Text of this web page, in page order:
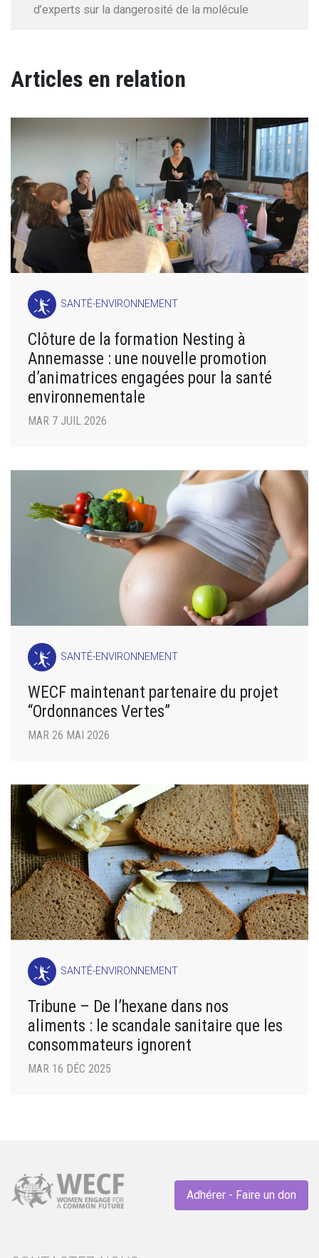
d’experts sur la dangerosité de la molécule
Articles en relation
SANTÉ-ENVIRONNEMENT
Clôture de la formation Nesting à
Annemasse : une nouvelle promotion
d’animatrices engagées pour la santé
environnementale
MAR 7 JUIL 2026
SANTÉ-ENVIRONNEMENT
WECF maintenant partenaire du projet
“Ordonnances Vertes”
MAR 26 MAI 2026
SANTÉ-ENVIRONNEMENT
Tribune – De l’hexane dans nos
aliments : le scandale sanitaire que les
consommateurs ignorent
MAR 16 DÉC 2025
Adhérer - Faire un don